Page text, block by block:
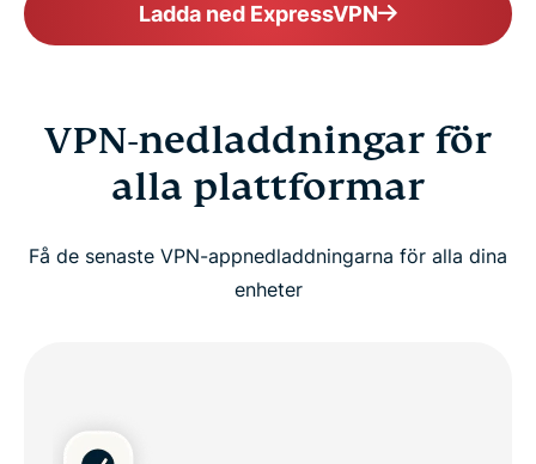
Ladda ned ExpressVPN
VPN-nedladdningar för
alla plattformar
Få de senaste VPN-appnedladdningarna för alla dina
enheter